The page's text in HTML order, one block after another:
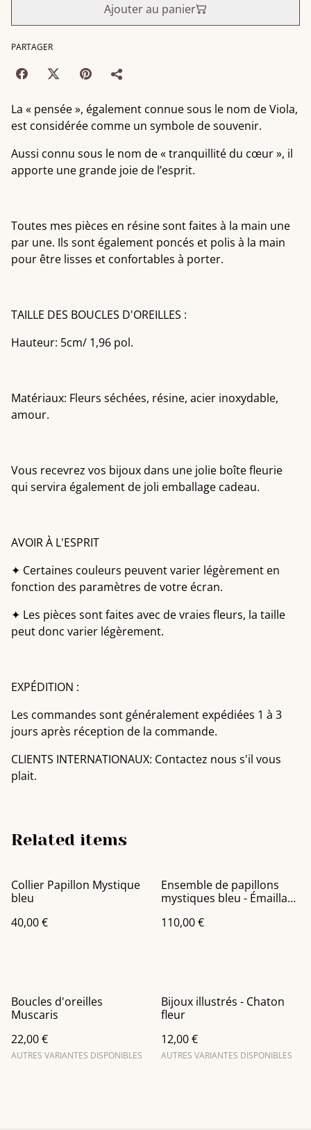
Ajouter au panier
PARTAGER
La « pensée », également connue sous le nom de Viola,
est considérée comme un symbole de souvenir.
Aussi connu sous le nom de « tranquillité du cœur », il
apporte une grande joie de l’esprit.
Toutes mes pièces en résine sont faites à la main une
par une. Ils sont également poncés et polis à la main
pour être lisses et confortables à porter.
TAILLE DES BOUCLES D'OREILLES :
Hauteur: 5cm/ 1,96 pol.
Matériaux: Fleurs séchées, résine, acier inoxydable,
amour.
Vous recevrez vos bijoux dans une jolie boîte fleurie
qui servira également de joli emballage cadeau.
AVOIR À L'ESPRIT
✦ Certaines couleurs peuvent varier légèrement en
fonction des paramètres de votre écran.
✦ Les pièces sont faites avec de vraies fleurs, la taille
peut donc varier légèrement.
EXPÉDITION :
Les commandes sont généralement expédiées 1 à 3
jours après réception de la commande.
CLIENTS INTERNATIONAUX: Contactez nous s'il vous
plait.
Related items
Collier Papillon Mystique
bleu
40,00 €
Ensemble de papillons
mystiques bleu - Émaillage
110,00 €
Boucles d'oreilles
Muscaris
22,00 €
AUTRES VARIANTES DISPONIBLES
Bijoux illustrés - Chaton
fleur
12,00 €
AUTRES VARIANTES DISPONIBLES